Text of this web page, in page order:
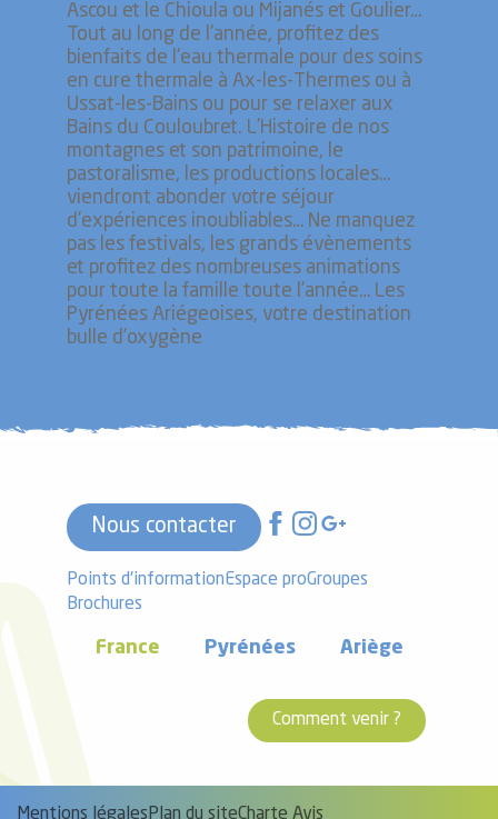
Ascou et le Chioula ou Mijanés et Goulier…
Tout au long de l'année, profitez des
bienfaits de l'eau thermale pour des soins
en cure thermale à Ax-les-Thermes ou à
Ussat-les-Bains ou pour se relaxer aux
Bains du Couloubret. L’Histoire de nos
montagnes et son patrimoine, le
pastoralisme, les productions locales…
viendront abonder votre séjour
d’expériences inoubliables… Ne manquez
pas les festivals, les grands évènements
et profitez des nombreuses animations
pour toute la famille toute l’année… Les
Pyrénées Ariégeoises, votre destination
bulle d’oxygène
Nous contacter
Points d'informationEspace proGroupes
Brochures
France Pyrénées Ariège
Comment venir ?
Mentions légales Plan du siteCharte Avis